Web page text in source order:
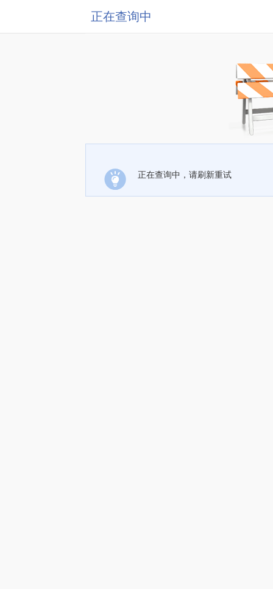
正在查询中
正在查询中，请刷新重试